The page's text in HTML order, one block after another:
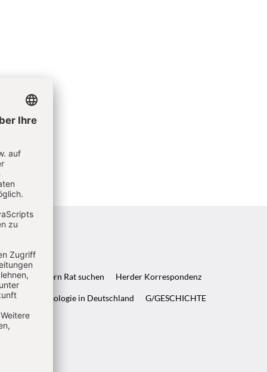
& Wenn Eltern Rat suchen Herder Korrespondenz
& Archäologie in Deutschland G/GESCHICHTE